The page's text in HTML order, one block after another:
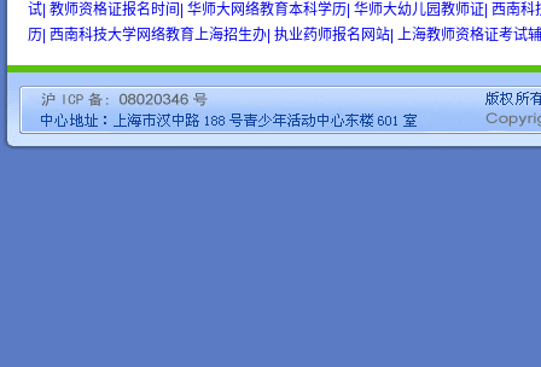
试| 教师资格证报名时间| 华师大网络教育本科学历| 华师大幼儿园教师证| 西南科
历| 西南科技大学网络教育上海招生办| 执业药师报名网站| 上海教师资格证考试